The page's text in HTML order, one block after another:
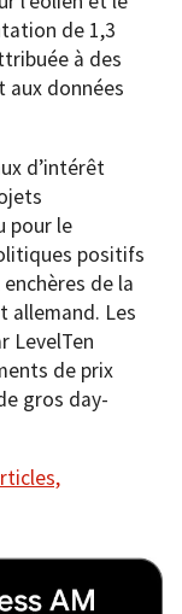
de 1,3
à des
aux données
d’intérêt
pour le
positifs
de la
allemand. Les
LevelTen
de prix
gros day-